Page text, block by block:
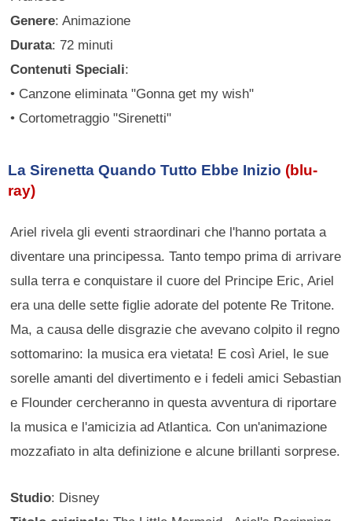
Genere: Animazione
Durata: 72 minuti
Contenuti Speciali:
• Canzone eliminata "Gonna get my wish"
• Cortometraggio "Sirenetti"
La Sirenetta Quando Tutto Ebbe Inizio (blu-
ray)
Ariel rivela gli eventi straordinari che l'hanno portata a
diventare una principessa. Tanto tempo prima di arrivare
sulla terra e conquistare il cuore del Principe Eric, Ariel
era una delle sette figlie adorate del potente Re Tritone.
Ma, a causa delle disgrazie che avevano colpito il regno
sottomarino: la musica era vietata! E così Ariel, le sue
sorelle amanti del divertimento e i fedeli amici Sebastian
e Flounder cercheranno in questa avventura di riportare
la musica e l'amicizia ad Atlantica. Con un'animazione
mozzafiato in alta definizione e alcune brillanti sorprese.
Studio: Disney